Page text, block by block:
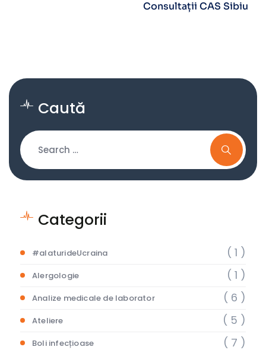
Consultații CAS Sibiu
Caută
Categorii
#alaturideUcraina ( 1 )
Alergologie ( 1 )
Analize medicale de laborator ( 6 )
Ateliere ( 5 )
Boli infecțioase ( 7 )